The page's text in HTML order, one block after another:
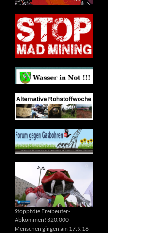
Stoppt die Freibeuter-
Abkommen! 320.000
Menschen gingen am 17.9.16